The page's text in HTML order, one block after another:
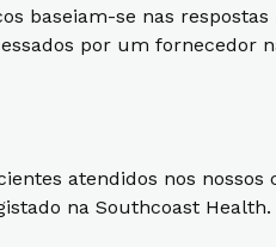
baseiam-se nas
por um fornecedor
atendidos nos
na Southcoast Health.